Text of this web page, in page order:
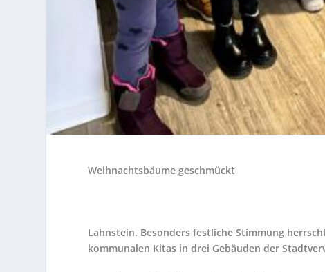
Weihnachtsbäume geschmückt
Lahnstein. Besonders festliche Stimmung
kommunalen Kitas in drei Gebäuden der